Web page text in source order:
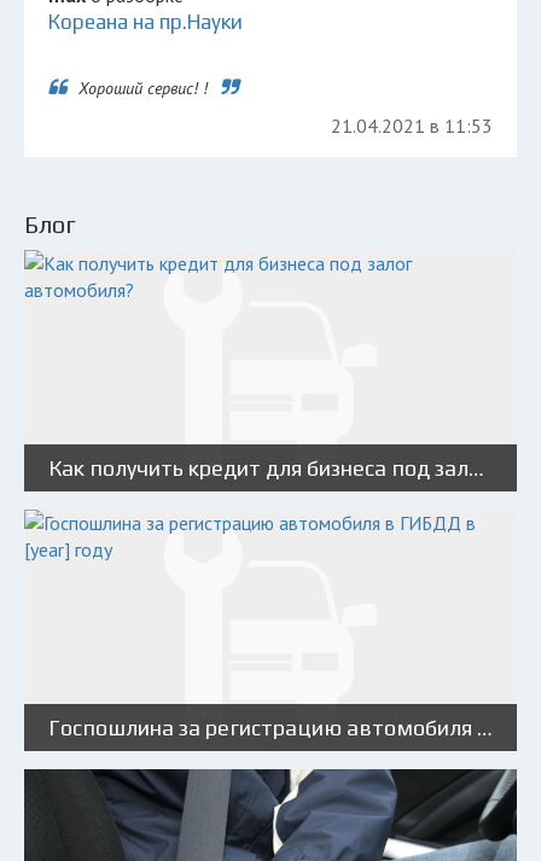
Кореана на пр.Науки
Хороший сервис! !
21.04.2021 в 11:53
Блог
Как получить кредит для бизнеса под залог автомобиля?
Госпошлина за регистрацию автомобиля в ГИБДД в [year] году